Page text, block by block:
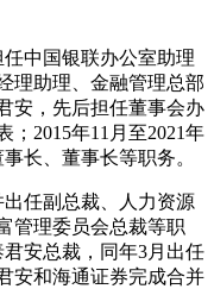
任中国银联办公室助理
理助理、金融管理总部
安，先后担任董事会办
2015年11月至2021年
长、董事长等职务。
任副总裁、人力资源
管理委员会总裁等职
安总裁，同年3月出任
安和海通证券完成合并